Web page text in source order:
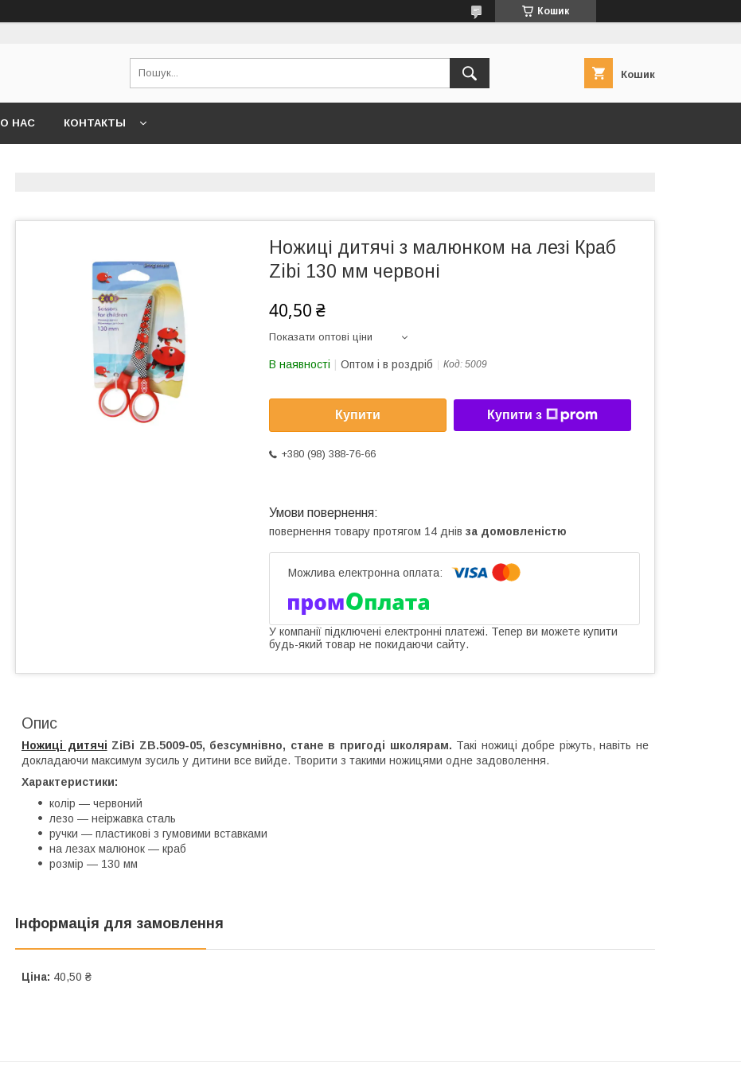
Кошик
Кошик
О НАС КОНТАКТЫ
Ножиці дитячі з малюнком на лезі Краб
Zibi 130 мм червоні
40,50 ₴
Показати оптові ціни
В наявності Оптом і в роздріб Код: 5009
Купити Купити з
+380 (98) 388-76-66
повернення товару протягом 14 днів за домовленістю
У компанії підключені електронні платежі. Тепер ви можете купити
будь-який товар не покидаючи сайту.
Опис
Ножиці дитячі ZiBi ZB.5009-05, безсумнівно, стане в пригоді школярам. Такі ножиці добре ріжуть, навіть не
докладаючи максимум зусиль у дитини все вийде. Творити з такими ножицями одне задоволення.
Характеристики:
колір — червоний
лезо — неіржавка сталь
ручки — пластикові з гумовими вставками
на лезах малюнок — краб
розмір — 130 мм
Інформація для замовлення
Ціна: 40,50 ₴